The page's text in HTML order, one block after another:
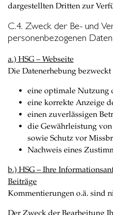
dargestellten Dritten zur
C.4. Zweck der Be- und
personenbezogenen Daten
a.) HSG – Webseite
Die Datenerhebung bezweckt
eine optimale Nutzung
eine korrekte Anzeige
einen zuverlässigen
die Gewährleistung
sowie Schutz vor
Nachweis eines
b.) HSG – Ihre
Beiträge
Kommentierungen o.ä. sind
Der Zweck der Bearbeitung